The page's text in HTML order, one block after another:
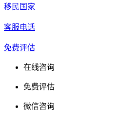
移民国家
客服电话
免费评估
在线咨询
免费评估
微信咨询